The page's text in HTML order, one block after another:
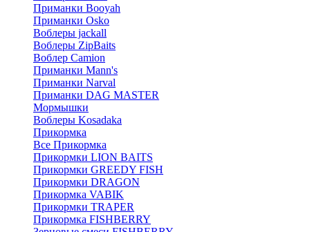
Приманки Booyah
Приманки Osko
Воблеры jackall
Воблеры ZipBaits
Воблер Camion
Приманки Mann's
Приманки Narval
Приманки DAG MASTER
Мормышки
Воблеры Kosadaka
Прикормка
Все Прикормка
Прикормки LION BAITS
Прикормки GREEDY FISH
Прикормки DRAGON
Прикормка VABIK
Прикормки TRAPER
Прикормка FISHBERRY